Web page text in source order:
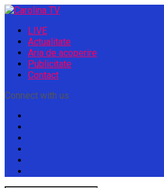
LIVE
Actualitate
Aria de acoperire
Publicitate
Contact
Connect with us